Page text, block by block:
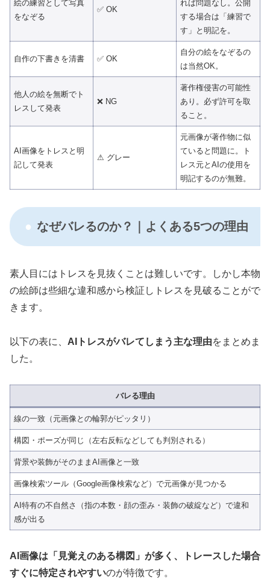
絵の練習として写真
をなぞる
✅ OK
れば問題なし。公開
する場合は「練習で
す」と明記を。
自作の下書きを清書 ✅ OK
自分の絵をなぞるの
は当然OK。
他人の絵を無断でト
レスして発表
❌ NG
著作権侵害の可能性
あり。必ず許可を取
ること。
AI画像をトレスと明
記して発表
⚠ グレー
元画像が著作物に似
ていると問題に。ト
レス元とAIの使用を
明記するのが無難。
なぜバレるのか？｜よくある5つの理由
素人目にはトレスを見抜くことは難しいです。しかし本物
の絵師は些細な違和感から検証しトレスを見破ることがで
きます。
以下の表に、 AIトレスがバレてしまう主な理由をまとめま
した。
バレる理由
線の一致（元画像との輪郭がピッタリ）
構図・ポーズが同じ（左右反転などしても判別される）
背景や装飾がそのままAI画像と一致
画像検索ツール（Google画像検索など）で元画像が見つかる
AI特有の不自然さ（指の本数・顔の歪み・装飾の破綻など）で違和
感が出る
AI画像は「見覚えのある構図」が多く、トレースした場合
すぐに特定されやすいのが特徴です。